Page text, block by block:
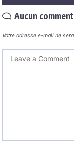
Aucun
Votre adresse e-mail ne